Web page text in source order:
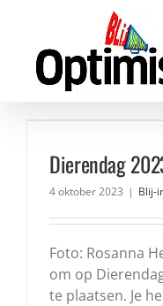
inhoud
Dierendag
4 oktober 2023 | Blij-
Foto: Rosanna
om op
te plaatsen. Je